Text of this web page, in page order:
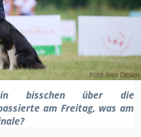
bisschen über
die
am Freitag, was am